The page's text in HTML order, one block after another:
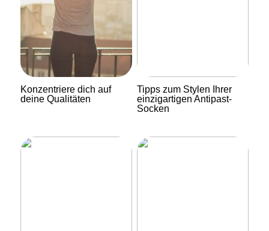
Konzentriere dich auf
deine Qualitäten
Tipps zum Stylen Ihrer
einzigartigen Antipast-
Socken